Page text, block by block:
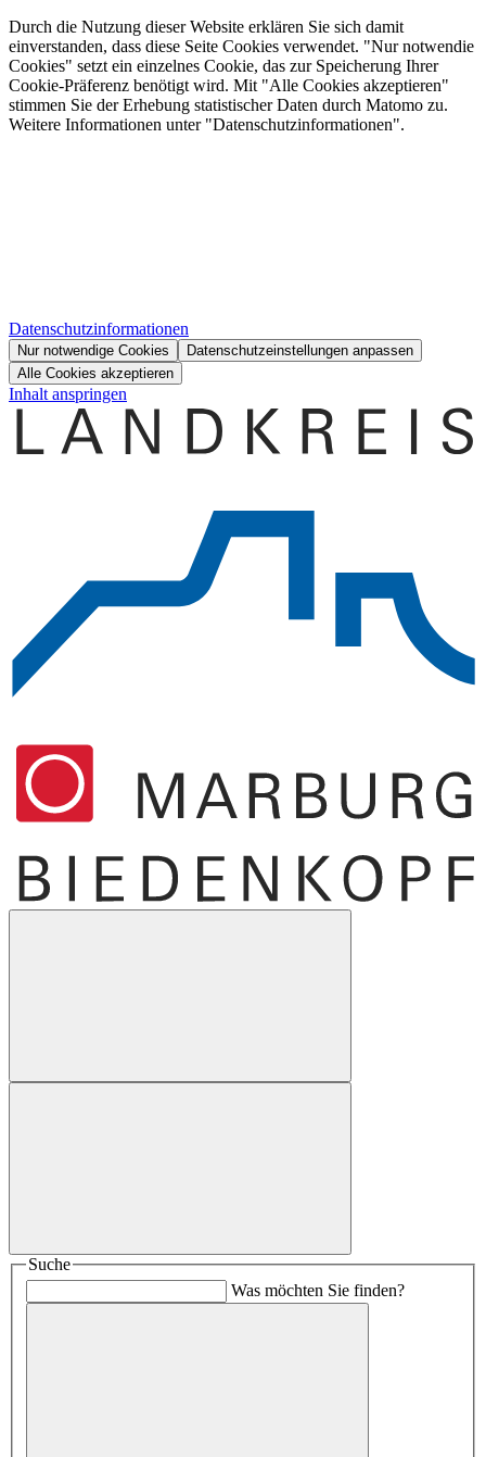
Durch die Nutzung dieser Website erklären Sie sich damit
einverstanden, dass diese Seite Cookies verwendet. "Nur notwendie
Cookies" setzt ein einzelnes Cookie, das zur Speicherung Ihrer
Cookie-Präferenz benötigt wird. Mit "Alle Cookies akzeptieren"
stimmen Sie der Erhebung statistischer Daten durch Matomo zu.
Weitere Informationen unter "Datenschutzinformationen".
Datenschutzinformationen
Nur notwendige Cookies
Datenschutzeinstellungen anpassen
Alle Cookies akzeptieren
Inhalt anspringen
Suche
Was möchten Sie finden?